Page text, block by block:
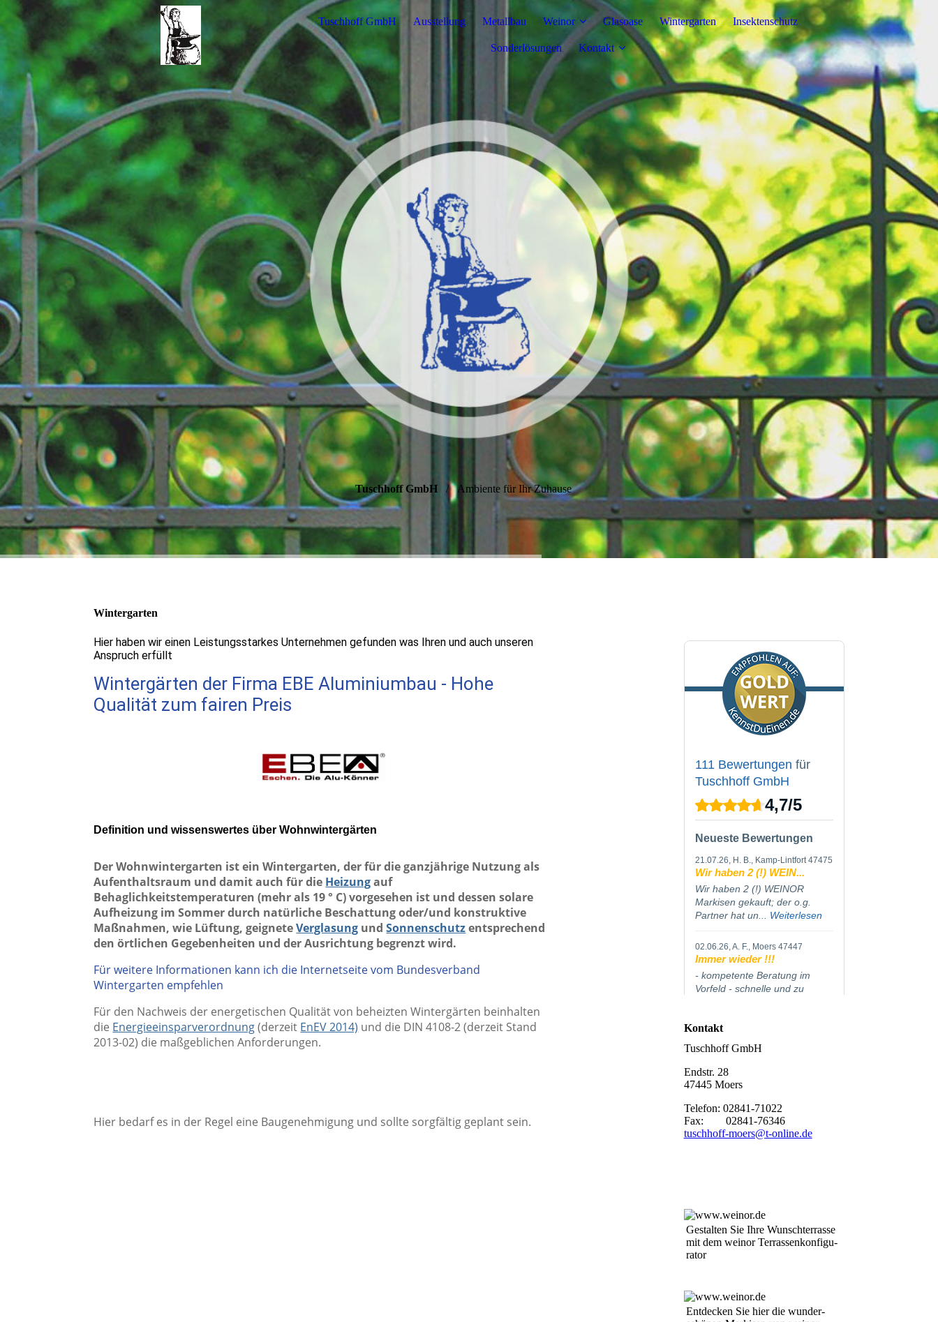
Tuschhoff GmbH Ausstellung Metallbau Weinor Glasoase Wintergarten Insektenschutz
Sonderlösungen Kontakt
Tuschhoff GmbH / Ambiente für Ihr Zuhause
Wintergarten
Hier haben wir einen Leistungsstarkes Unternehmen gefunden was Ihren und auch unseren
Anspruch erfüllt
Wintergärten der Firma EBE Aluminiumbau - Hohe
Qualität zum fairen Preis
Definition und wissenswertes über Wohnwintergärten
Der Wohnwintergarten ist ein Wintergarten, der für die ganzjährige Nutzung als
Aufenthaltsraum und damit auch für die Heizungauf
Behaglichkeitstemperaturen (mehr als 19 ° C) vorgesehen ist und dessen solare
Aufheizung im Sommer durch natürliche Beschattung oder/und konstruktive
Maßnahmen, wie Lüftung, geigneteVerglasung undSonnenschutzentsprechend
den örtlichen Gegebenheiten und der Ausrichtung begrenzt wird.
Für weitere Informationen kann ich die Internetseite vom Bundesverband
Wintergarten empfehlen
Für den Nachweis der energetischen Qualität von beheizten Wintergärten beinhalten
die Energieeinsparverordnung(derzeit EnEV 2014) und die DIN 4108-2 (derzeit Stand
2013-02) die maßgeblichen Anforderungen.
Hier bedarf es in der Regel eine Baugenehmigung und sollte sorgfältig geplant sein.
Kontakt
Tuschhoff GmbH
Endstr. 28
47445 Moers
Telefon: 02841-71022
Fax: 02841-76346
tuschhoff-moers@t-online.de
Ge­stal­ten Sie Ih­re Wunsch­ter­ras­se
mit dem weinor Ter­ras­sen­kon­fi­gu­
ra­tor
Entdecken Sie hier die wun­der­